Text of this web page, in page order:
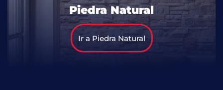
Piedra Natural
Ir a Piedra Natural